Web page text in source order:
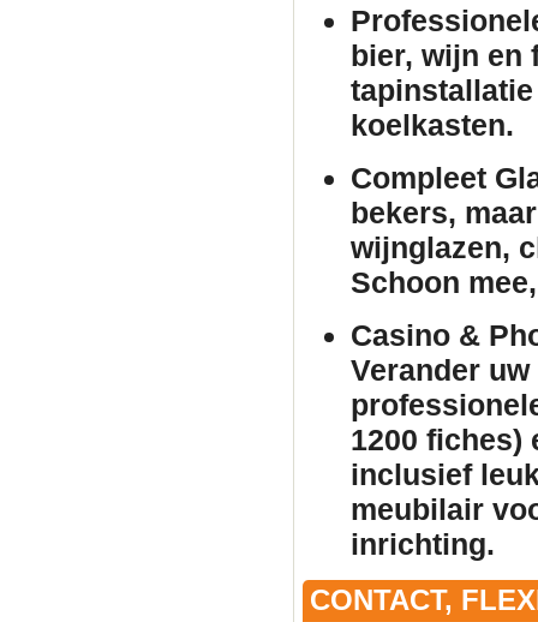
bier, wijn en
koelkasten.
Compleet
bekers,
wijnglazen,
Schoon
Casino &
Verander
1200 fiches)
inclusief
meubilair
inrichting.
CONTACT,